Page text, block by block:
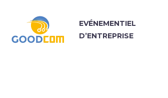
EVÉNEMENTIEL
D’ENTREPRISE